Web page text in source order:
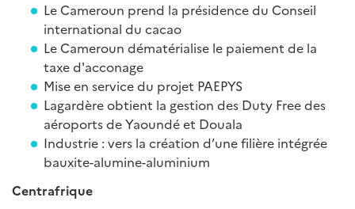
Le Cameroun prend la présidence du Conseil
international du cacao
Le Cameroun dématérialise le paiement de la
taxe d'acconage
Mise en service du projet PAEPYS
Lagardère obtient la gestion des Duty Free des
aéroports de Yaoundé et Douala
Industrie : vers la création d’une filière intégrée
bauxite-alumine-aluminium
Centrafrique